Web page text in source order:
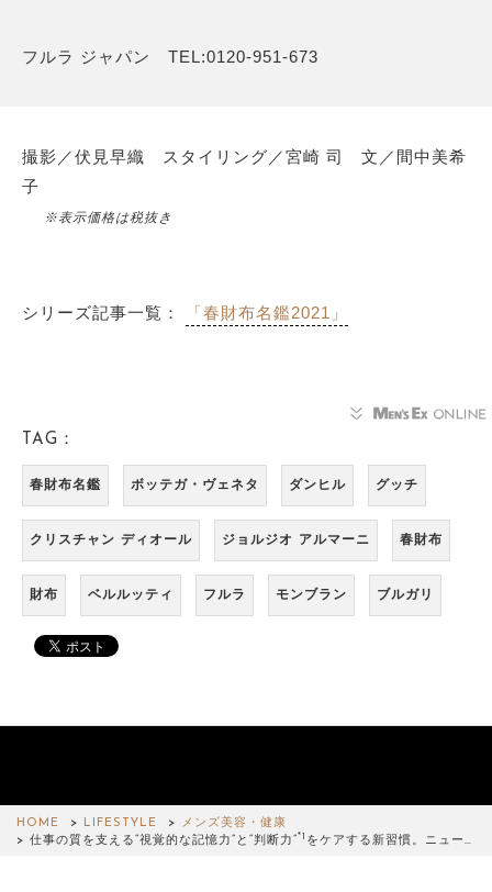
フルラ ジャパン TEL:0120-951-673
撮影／伏見早織 スタイリング／宮崎 司 文／間中美希
子
※表示価格は税抜き
シリーズ記事一覧： 「春財布名鑑2021」
TAG：
春財布名鑑 ボッテガ・ヴェネタ ダンヒル グッチ
クリスチャン ディオール ジョルジオ アルマーニ 春財布
財布 ベルルッティ フルラ モンブラン ブルガリ
HOME LIFESTYLE
メンズ美容・健康
仕事の質を支える“視覚的な記憶力”と“判断力”
*1 をケアする新習慣。ニュー…